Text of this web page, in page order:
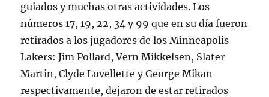
guiados y muchas otras actividades. Los
números 17, 19, 22, 34 y 99 que en su día fueron
retirados a los jugadores de los Minneapolis
Lakers: Jim Pollard, Vern Mikkelsen, Slater
Martin, Clyde Lovellette y George Mikan
respectivamente, dejaron de estar retirados